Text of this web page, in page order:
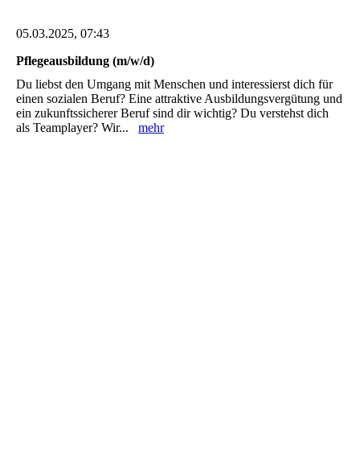
05.03.2025, 07:43
Pflegeausbildung (m/w/d)
Du liebst den Umgang mit Menschen und interessierst dich für
einen sozialen Beruf? Eine attraktive Ausbildungsvergütung und
ein zukunftssicherer Beruf sind dir wichtig? Du verstehst dich
als Teamplayer? Wir... mehr